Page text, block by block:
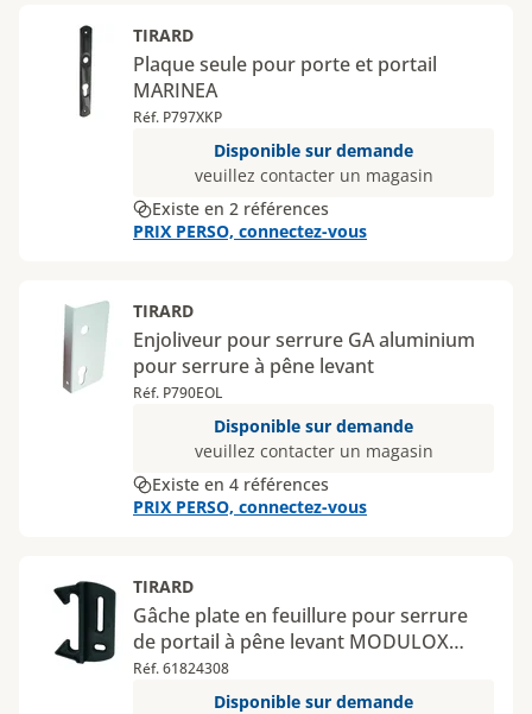
TIRARD
Plaque seule pour porte et portail
MARINEA
Réf. P797XKP
Disponible sur demande
veuillez contacter un magasin
Existe en 2 références
PRIX PERSO, connectez-vous
TIRARD
Enjoliveur pour serrure GA aluminium
pour serrure à pêne levant
Réf. P790EOL
Disponible sur demande
veuillez contacter un magasin
Existe en 4 références
PRIX PERSO, connectez-vous
TIRARD
Gâche plate en feuillure pour serrure
de portail à pêne levant MODULOX
noire
Réf. 61824308
Disponible sur demande